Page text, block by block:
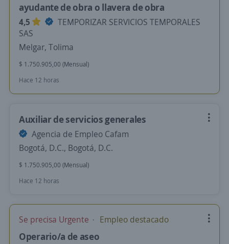
ayudante de obra o llavera de obra
4,5
TEMPORIZAR SERVICIOS TEMPORALES
SAS
Melgar, Tolima
$ 1.750.905,00 (Mensual)
Hace 12 horas
Auxiliar de servicios generales
Agencia de Empleo Cafam
Bogotá, D.C., Bogotá, D.C.
$ 1.750.905,00 (Mensual)
Hace 12 horas
Se precisa Urgente Empleo destacado
Operario/a de aseo